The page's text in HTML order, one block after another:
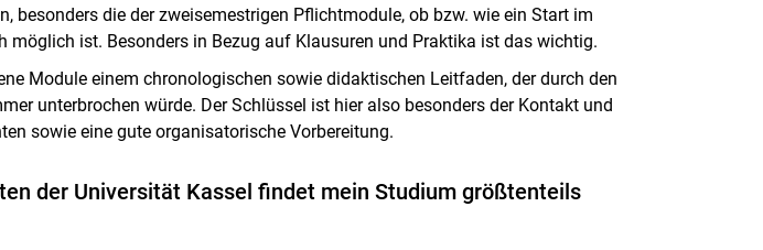
besonders die der zweisemestrigen Pflichtmodule, ob bzw. wie ein Start im
möglich ist. Besonders in Bezug auf Klausuren und Praktika ist das wichtig.
Module einem chronologischen sowie didaktischen Leitfaden, der durch den
unterbrochen würde. Der Schlüssel ist hier also besonders der Kontakt und
sowie eine gute organisatorische Vorbereitung.
der Universität Kassel findet mein Studium größtenteils